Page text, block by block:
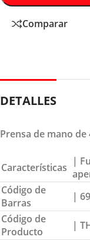
Comparar
DETALLES
Prensa de mano de
Características |
Código de
Barras
|
Código de
Producto
|